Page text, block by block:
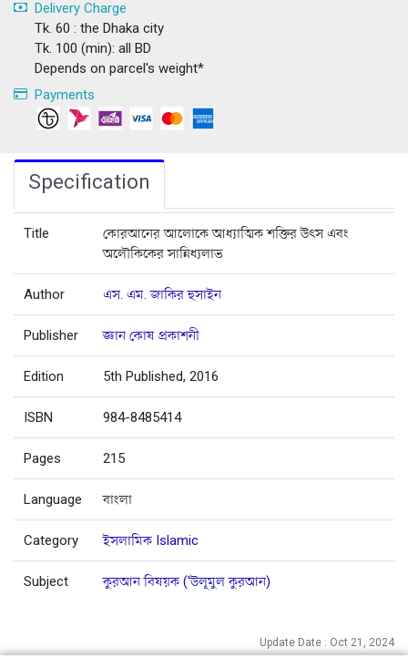
Delivery Charge
Tk. 60 : the Dhaka city
Tk. 100 (min): all BD
Depends on parcel's weight*
Payments
Specification
Title
কোরআনের আলোকে আধ্যাত্মিক শক্তির উৎস এবং
অলৌকিকের সান্নিধ্যলাভ
Author এস. এম. জাকির হুসাইন
Publisher জ্ঞান কোষ প্রকাশনী
Edition 5th Published, 2016
ISBN 984-8485414
Pages 215
Language বাংলা
Category ইসলামিক Islamic
Subject কুরআন বিষয়ক ('উলূমুল কুরআন)
Update Date : Oct 21, 2024